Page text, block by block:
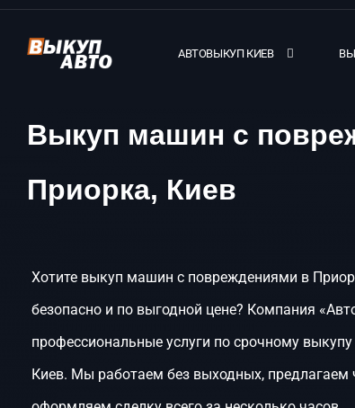
АВТОВЫКУП КИЕВ
Выкуп машин с
Приорка, Киев
Хотите выкуп машин с повреждениями в
безопасно и по выгодной цене? Компания
профессиональные услуги по срочному
Киев. Мы работаем без выходных, предлагаем